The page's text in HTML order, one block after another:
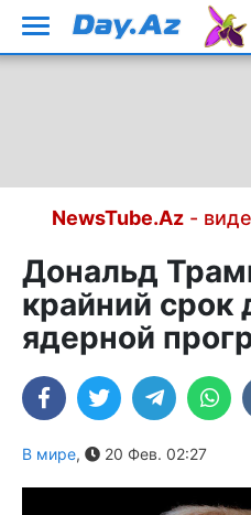
NewsTube.Az-
Дональд
крайний срок
ядерной
В мире, 20 Фев. 02:27